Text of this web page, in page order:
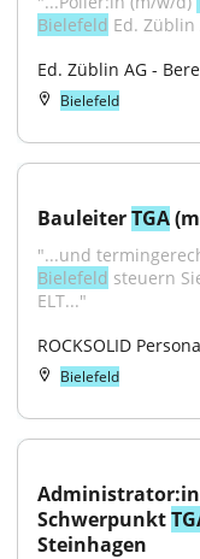
Bielefeld Ed.
Ed. Züblin AG -
Bielefeld
Bauleiter TGA
"...und
Bielefeld steuern
ELT..."
ROCKSOLID
Bielefeld
Schwerpunkt
Steinhagen